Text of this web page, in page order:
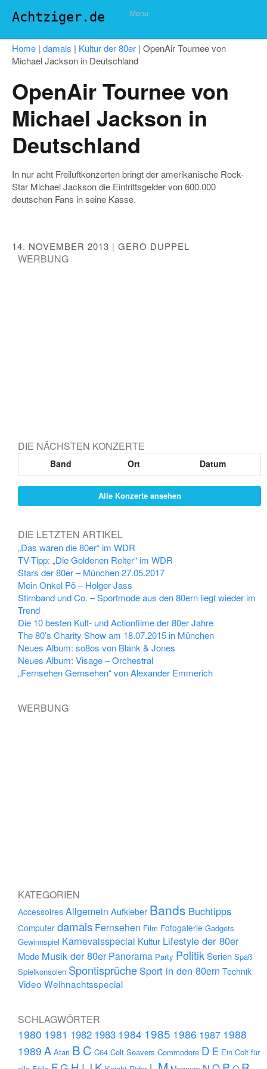
Achtziger.de Menu
Home | damals | Kultur der 80er | OpenAir Tournee von
Michael Jackson in Deutschland
OpenAir Tournee von
Michael Jackson in
Deutschland
In nur acht Freiluftkonzerten bringt der amerikanische Rock-
Star Michael Jackson die Eintrittsgelder von 600.000
deutschen Fans in seine Kasse.
14. NOVEMBER 2013 | GERO DUPPEL
WERBUNG
DIE NÄCHSTEN KONZERTE
Band Ort Datum
Alle Konzerte ansehen
DIE LETZTEN ARTIKEL
„Das waren die 80er“ im WDR
TV-Tipp: „Die Goldenen Reiter“ im WDR
Stars der 80er – München 27.05.2017
Mein Onkel Pö – Holger Jass
Stirnband und Co. – Sportmode aus den 80ern liegt wieder im
Trend
Die 10 besten Kult- und Actionfilme der 80er Jahre
The 80’s Charity Show am 18.07.2015 in München
Neues Album: so8os von Blank & Jones
Neues Album: Visage – Orchestral
„Fernsehen Gernsehen“ von Alexander Emmerich
WERBUNG
KATEGORIEN
Accessoires Allgemein Aufkleber Bands Buchtipps
Computer damals Fernsehen Film Fotogalerie Gadgets
Gewinnspiel Karnevalsspecial Kultur Lifestyle der 80er
Mode Musik der 80er Panorama Party PolitikSerien Spaß
Spielkonsolen Spontisprüche Sport in den 80ern Technik
Video Weihnachtsspecial
SCHLAGWÖRTER
1980 1981 1982 1983 1984 1985 1986 1987 1988
1989 A Atari B C C64 Colt Seavers Commodore D E Ein Colt für